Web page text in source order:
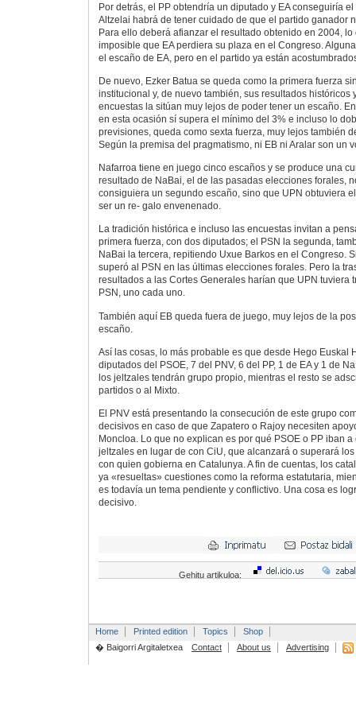
Por detrás, el PP obtendría un diputado y EA conseguiría
Altzelai habrá de tener cuidado de que el partido ganador
Para ello deberá afianzar el resultado obtenido en 2004,
imposible que EA perdiera su plaza en el Congreso.
el escaño de EA, pero en el partido ya están
De nuevo, Ezker Batua se queda como la primera fuerza
institucional y, de nuevo también, sus resultados históricos
encuestas la sitúan muy lejos de poder tener un escaño.
en esta ocasión sí supera el mínimo del 3% e incluso lo
previsiones, queda como sexta fuerza, muy lejos también
Según la premisa del pragmatismo, ni EB ni Aralar son un
Nafarroa tiene en juego cinco escaños y se produce una
resultado de NaBai, el de las pasadas elecciones forales,
consiguiera un segundo escaño, sino que UPN obtuviera
ser un re- galo envenenado.
La tradición histórica e incluso las encuestas invitan a
primera fuerza, con dos diputados; el PSN la segunda,
NaBai la tercera, repitiendo Uxue Barkos en el Congreso.
superó al PSN en las últimas elecciones forales. Pero la
resultados a las Cortes Generales harían que UPN tuviera
PSN, uno cada uno.
También aquí EB queda fuera de juego, muy lejos de la
escaño.
Así las cosas, lo más probable es que desde Hego Euskal
diputados del PSOE, 7 del PNV, 6 del PP, 1 de EA y 1 de
los jeltzales tendrán grupo propio, mientras el resto se
partidos o al Mixto.
El PNV está presentando la consecución de este grupo
decisivos en caso de que Zapatero o Rajoy necesiten
Moncloa. Lo que no explican es por qué PSOE o PP iban
jeltzales en lugar de con CiU, que alcanzará o superará
con quien gobierna en Catalunya. A fin de cuentas, los
ya «resueltas» cuestiones como la reforma estatutaria,
es todavía un tema pendiente y conflictivo. Una cosa es
decisivo.
Gehitu artikuloa:
Home Printed edition Topics
Shop
� Baigorri Argitaletxea
Contact About us Advertising